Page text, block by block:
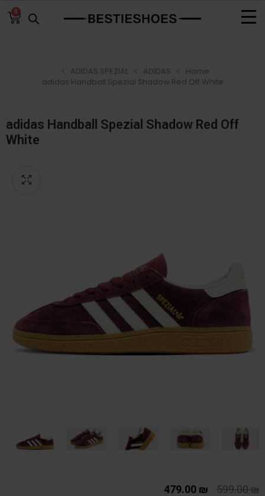
0
Home
ADIDAS
ADIDAS SPEZIAL
adidas Handball Spezial Shadow Red Off White
adidas Handball Spezial Shadow Red Off
White
599.00₪
479.00 ₪